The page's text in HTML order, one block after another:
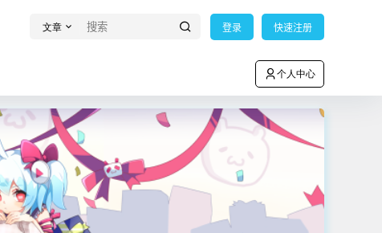
文章 登录 快速注册
个人中心